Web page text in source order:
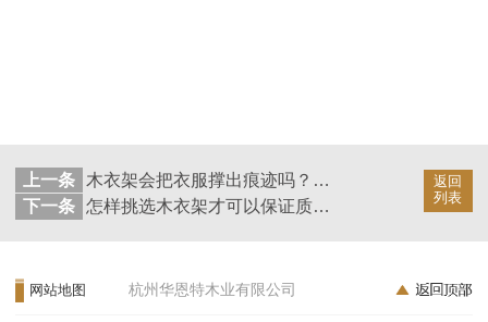
返回
列表
上一条
木衣架会把衣服撑出痕迹吗？为你一秒解惑！—华恩官网
下一条
怎样挑选木衣架才可以保证质量好，可别再乱买了！—华恩衣架
网站地图 杭州华恩特木业有限公司